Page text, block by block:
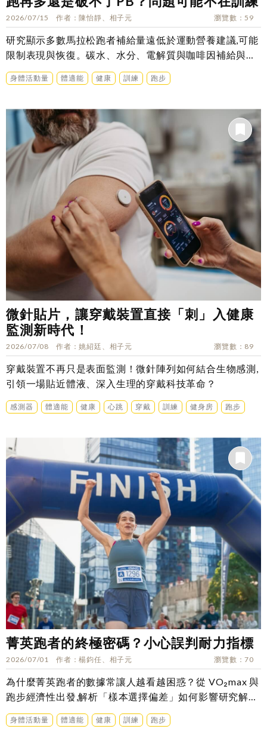
2026/07/15 作者 陳怡靜、相子元 瀏覽數 59
研究顯示多數馬拉松跑者補給量遠低於運動營養建議,可能
限制表現與恢復。碳水、水分、電解質與咖啡因補給與完
賽時間的關聯是……
身體活動量 體適能 健康 訓練 跑步
微針貼片，讓穿戴裝置直接「刺」入健康
監測新時代！
2026/07/08 作者 姚紹廷、相子元 瀏覽數 89
穿戴裝置不再只是表面監測！微針陣列如何結合生物感測,
引領一場貼近體液、深入生理的穿戴科技革命？
感測器 體適能 健康 心跳 穿戴 訓練 健身房 跑步
菁英跑者的終極密碼？小心誤判耐力指標
2026/07/01 作者 楊鈞任、相子元 瀏覽數 70
為什麼菁英跑者的數據常讓人越看越困惑？從 VO₂max 與
跑步經濟性出發,解析「樣本選擇偏差」如何影響研究解
讀？
身體活動量 體適能 健康 訓練 跑步